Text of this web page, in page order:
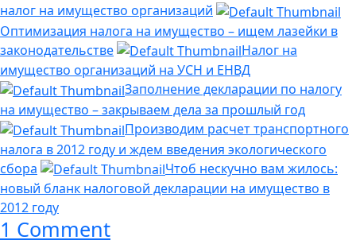
налог на имущество организаций
Оптимизация налога на имущество – ищем лазейки в
законодательстве
Налог на
имущество организаций на УСН и ЕНВД
Заполнение декларации по налогу
на имущество – закрываем дела за прошлый год
Производим расчет транспортного
налога в 2012 году и ждем введения экологического
сбора
Чтоб нескучно вам жилось:
новый бланк налоговой декларации на имущество в
2012 году
1 Comment